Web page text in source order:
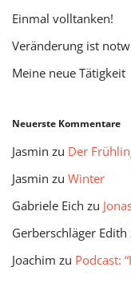
Einmal volltanken!
Veränderung ist
Meine neue Tätigkeit
Neuerste Kommentare
Jasmin zu Der
Jasmin zu Winter
Gabriele Eich zu
Gerberschläger Edith
Joachim zu Podcast: